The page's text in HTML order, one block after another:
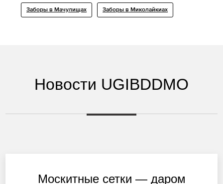
Заборы в Мачулищах Заборы в Миколайкиах
Новости UGIBDDMO
Москитные сетки — даром